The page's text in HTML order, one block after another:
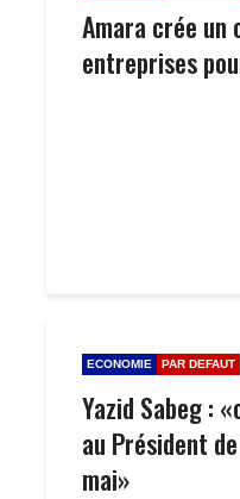
Amara crée un
entreprises
ECONOMIE PAR DEFAUT
Yazid Sabeg :
au Président
mai»